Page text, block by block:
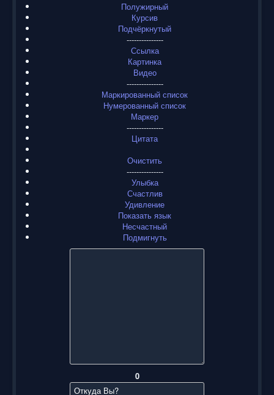
Полужирный
Курсив
Подчёркнутый
---------------
Ссылка
Картинка
Видео
---------------
Маркированный список
Нумерованный список
Маркер
---------------
Цитата
Очистить
---------------
Улыбка
Счастлив
Удивление
Показать язык
Несчастный
Подмигнуть
0